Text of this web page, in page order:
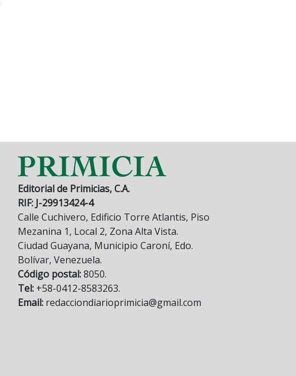
Editorial de Primicias, C.A.
RIF: J-29913424-4
Calle Cuchivero, Edificio Torre Atlantis, Piso
Mezanina 1, Local 2, Zona Alta Vista.
Ciudad Guayana, Municipio Caroní, Edo.
Bolívar, Venezuela.
Código postal:8050.
Tel: +58-0412-8583263.
Email: redacciondiarioprimicia@gmail.com